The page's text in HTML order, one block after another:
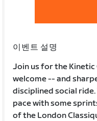
이벤트 설명
Join us for the
welcome -- and
disciplined social
pace with some
of the London